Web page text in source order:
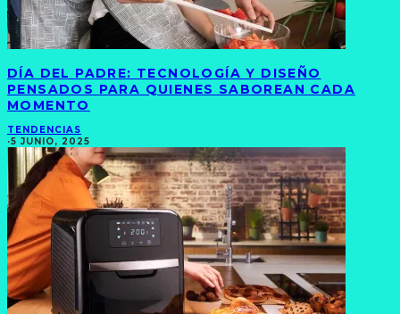
DÍA DEL PADRE: TECNOLOGÍA Y DISEÑO
PENSADOS PARA QUIENES SABOREAN CADA
MOMENTO
TENDENCIAS
·5 JUNIO, 2025